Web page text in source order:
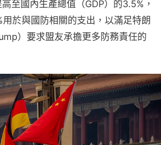
至國內生產總值（GDP）的3.5%，
用於與國防相關的支出，以滿足特朗
）要求盟友承擔更多防務責任的